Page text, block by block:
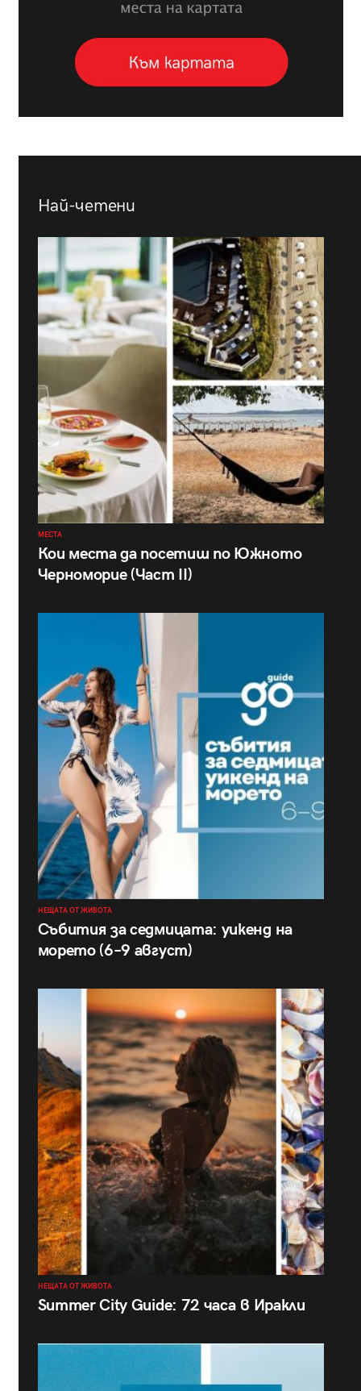
Най-четени
МЕСТА
Кои места да посетиш по Южното
Черноморие (Част II)
НЕЩАТА ОТ ЖИВОТА
Събития за седмицата: уикенд на
морето (6–9 август)
НЕЩАТА ОТ ЖИВОТА
Summer City Guide: 72 часа в Иракли